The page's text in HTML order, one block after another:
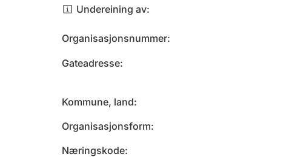
Undereining av
Organisasjonsnummer
Gateadresse
Kommune, land
Organisasjonsform
Næringskode